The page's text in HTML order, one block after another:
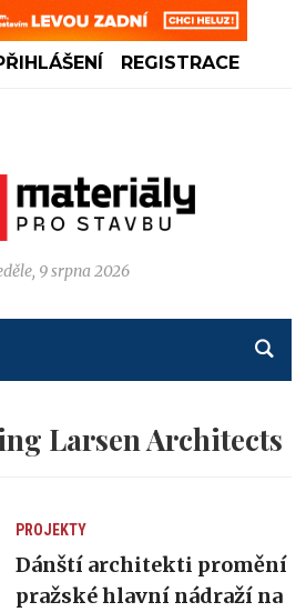
REGISTRACE
9 srpna 2026
Larsen Architects
PROJEKTY
Dánští architekti promění
pražské hlavní nádraží na